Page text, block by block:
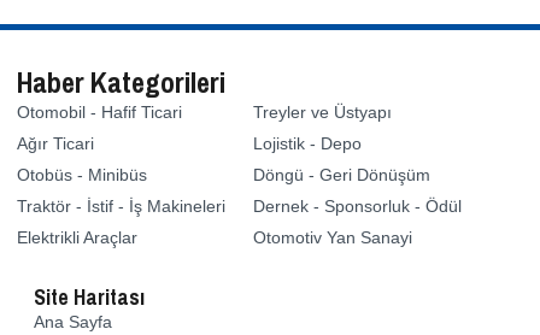
Haber Kategorileri
Otomobil - Hafif Ticari
Ağır Ticari
Otobüs - Minibüs
Traktör - İstif - İş Makineleri
Elektrikli Araçlar
Treyler ve Üstyapı
Lojistik - Depo
Döngü - Geri Dönüşüm
Dernek - Sponsorluk - Ödül
Otomotiv Yan Sanayi
Site Haritası
Ana Sayfa